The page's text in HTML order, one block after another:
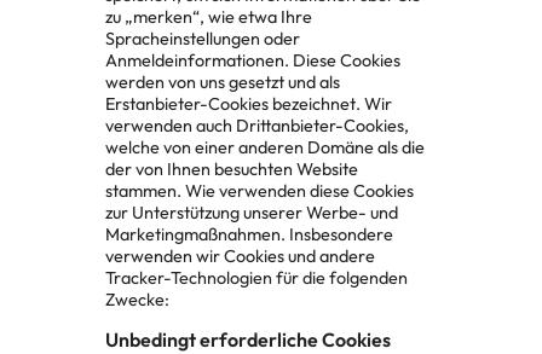
zu „merken“, wie etwa Ihre
Spracheinstellungen oder
Anmeldeinformationen. Diese Cookies
werden von uns gesetzt und als
Erstanbieter-Cookies bezeichnet. Wir
verwenden auch Drittanbieter-Cookies,
welche von einer anderen Domäne als die
der von Ihnen besuchten Website
stammen. Wie verwenden diese Cookies
zur Unterstützung unserer Werbe- und
Marketingmaßnahmen. Insbesondere
verwenden wir Cookies und andere
Tracker-Technologien für die folgenden
Zwecke:
Unbedingt erforderliche Cookies